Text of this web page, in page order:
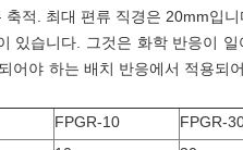
적. 최대 편류 직경은 20mm입니
있습니다. 그것은 화학 반응이
어야 하는 배치 반응에서 적용
FPGR-10 FPGR-